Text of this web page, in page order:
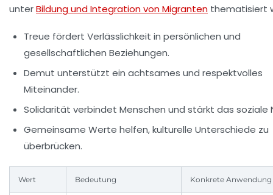
unterBildung und Integration von Migranten thematisiert
Treue fördert Verlässlichkeit in persönlichen und
gesellschaftlichen Beziehungen.
Demut unterstützt ein achtsames und respektvolles
Miteinander.
Solidarität verbindet Menschen und stärkt das soziale
Gemeinsame Werte helfen, kulturelle Unterschiede zu
überbrücken.
Wert Bedeutung Konkrete Anwendung